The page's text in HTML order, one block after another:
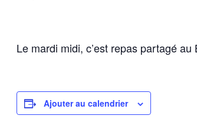
Le mardi midi, c’est repas partagé
Ajouter au calendrier